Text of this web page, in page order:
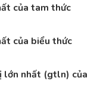
của tam thức
của biểu thức
lớn nhất (gtln) của